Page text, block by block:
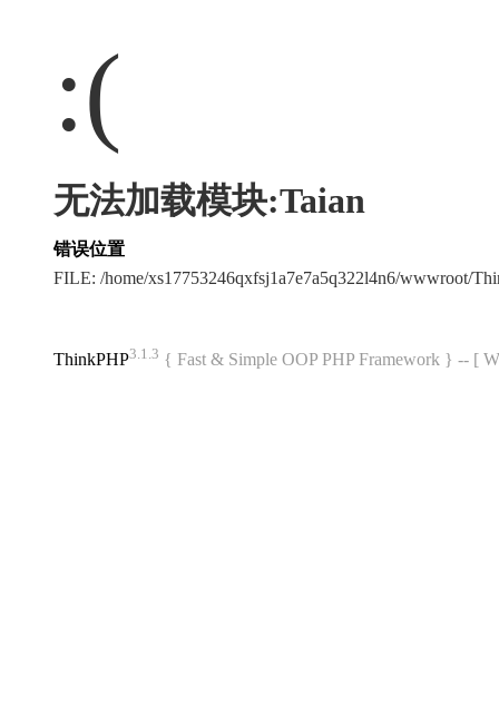
:(
无法加载模块:Taian
错误位置
FILE: /home/xs17753246qxfsj1a7e7a5q322l4n6/wwwroot/
ThinkPHP3.1.3 { Fast & Simple OOP PHP Framework } -- [